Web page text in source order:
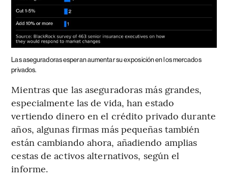
Las aseguradoras esperan aumentar su exposición en los mercados
privados.
Mientras que las aseguradoras más grandes,
especialmente las de vida, han estado
vertiendo dinero en el crédito privado durante
años, algunas firmas más pequeñas también
están cambiando ahora, añadiendo amplias
cestas de activos alternativos, según el
informe.